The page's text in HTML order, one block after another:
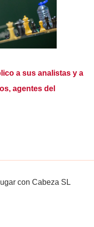
a sus analistas y a
agentes del
con Cabeza SL